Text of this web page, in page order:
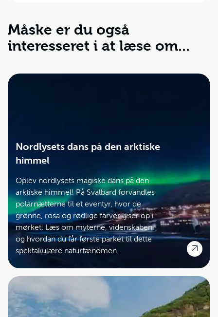
Måske er du også
interesseret i at læse om...
Nordlysets dans på den arktiske
himmel
Oplev nordlysets magiske dans på den
arktiske himmel! På Svalbard forvandles
polarnætterne til et eventyr, hvor de
grønne, rosa og rødlige farver lyser op i
mørket. Læs om myterne, videnskaben
og hvordan du får første parket til dette
spektakulære naturfænomen.